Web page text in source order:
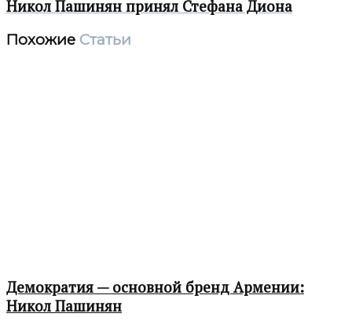
Никол Пашинян принял Стефана Диона
Похожие Статьи
Демократия — основной бренд Армении:
Никол Пашинян